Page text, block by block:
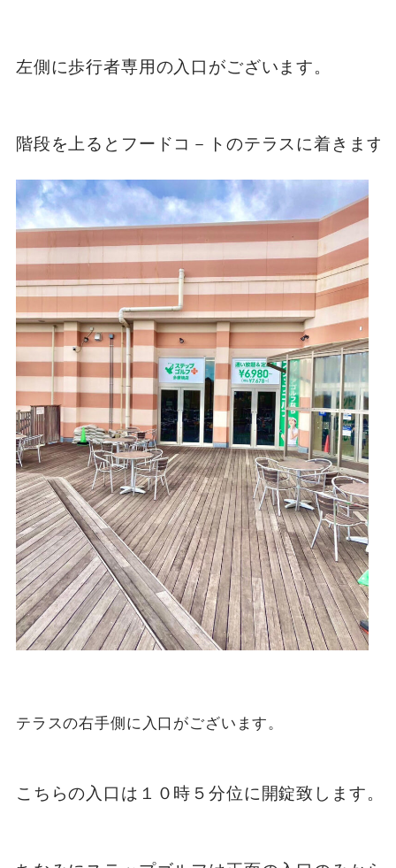
左側に歩行者専用の入口がございます。
テラスの右手側に入口がございます。
こちらの入口は１０時５分位に開錠致します。